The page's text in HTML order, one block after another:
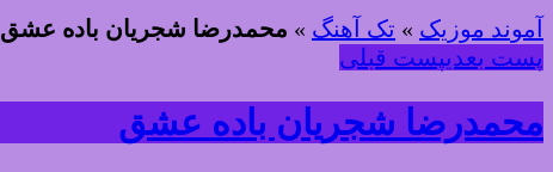
آموند موزیک » تک آهنگ » محمدرضا شجریان باده عشق
پست بعدیپست قبلی
محمدرضا شجریان باده عشق